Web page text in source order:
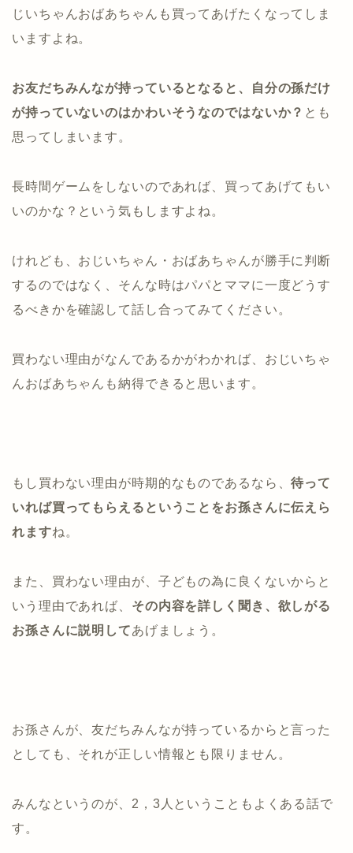
じいちゃんおばあちゃんも買ってあげたくなってしま
いますよね。
お友だちみんなが持っているとなると、自分の孫だけ
が持っていないのはかわいそうなのではないか？ とも
思ってしまいます。
長時間ゲームをしないのであれば、買ってあげてもい
いのかな？という気もしますよね。
けれども、おじいちゃん・おばあちゃんが勝手に判断
するのではなく、そんな時はパパとママに一度どうす
るべきかを確認して話し合ってみてください。
買わない理由がなんであるかがわかれば、おじいちゃ
んおばあちゃんも納得できると思います。
もし買わない理由が時期的なものであるなら、待って
いれば買ってもらえるということをお孫さんに伝えら
れますね。
また、買わない理由が、子どもの為に良くないからと
いう理由であれば、 その内容を詳しく聞き、欲しがる
お孫さんに説明してあげましょう。
お孫さんが、友だちみんなが持っているからと言った
としても、それが正しい情報とも限りません。
みんなというのが、2，3人ということもよくある話で
す。